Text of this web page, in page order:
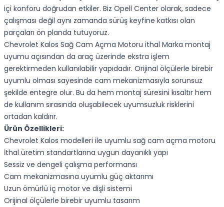
içi konforu doğrudan etkiler. Biz Opell Center olarak, sadece
çalışması değil aynı zamanda sürüş keyfine katkısı olan
parçaları ön planda tutuyoruz.
Chevrolet Kalos Sağ Cam Açma Motoru ithal Marka montaj
uyumu açısından da araç üzerinde ekstra işlem
gerektirmeden kullanılabilir yapıdadır. Orijinal ölçülerle birebir
uyumlu olması sayesinde cam mekanizmasıyla sorunsuz
şekilde entegre olur. Bu da hem montaj süresini kısaltır hem
de kullanım sırasında oluşabilecek uyumsuzluk risklerini
ortadan kaldırır.
Ürün Özellikleri:
Chevrolet Kalos modelleri ile uyumlu sağ cam açma motoru
İthal üretim standartlarına uygun dayanıklı yapı
Sessiz ve dengeli çalışma performansı
Cam mekanizmasına uyumlu güç aktarımı
Uzun ömürlü iç motor ve dişli sistemi
Orijinal ölçülerle birebir uyumlu tasarım